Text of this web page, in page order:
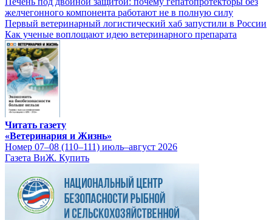
желчегонного компонента работают не в полную силу
Первый ветеринарный логистический хаб запустили в России
Как ученые воплощают идею ветеринарного препарата
Читать газету
«Ветеринария и Жизнь»
Номер 07–08 (110–111) июль–август 2026
Газета ВиЖ. Купить